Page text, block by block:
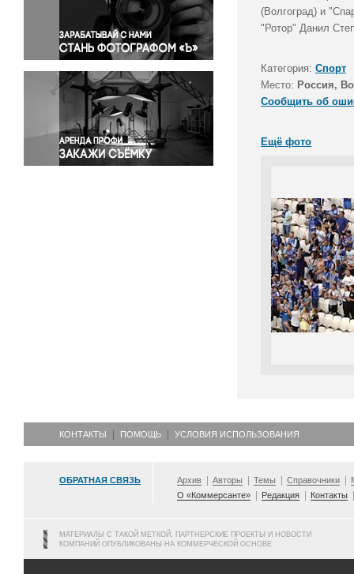
Правосудие
Происшествия и конфликты
Религия
Светская жизнь
Спорт
Экология
Экономика и бизнес
(Волгоград) и
"Ротор" Данил
Категория: Спорт
Место: Россия,
Сообщить об
Ещё фото
КОНТАКТЫ ПОМОЩЬ УСЛОВИЯ ИСПОЛЬЗОВАНИЯ
ОБРАТНАЯ СВЯЗЬ Архив Авторы Темы Справочники
О «Коммерсанте»
Редакция Контакты
МАТЕРИАЛЫ С ТАКОЙ МЕТКОЙ, ПАРТНЕРСКИЕ ПРОЕКТЫ И НОВОСТИ
КОМПАНИЙ ОПУБЛИКОВАНЫ НА КОММЕРЧЕСКОЙ ОСНОВЕ